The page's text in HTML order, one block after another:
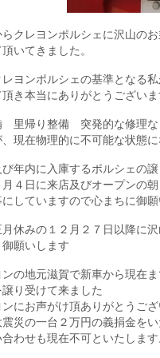
クレヨンポルシェに沢山の
いてきました。
ヨンポルシェの基準となる
き本当にありがとうございま
里帰り整備 突発的な修理な
現在物理的に不可能な状態
年内に入庫するポルシェの
４日に来店及びオープンの
していますので心まちに御
休みの１２月２７日以降に
願いします
の地元滋賀で新車から現在
り受けて来ました
にお声がけ頂ありがとうご
災の一台２万円の義捐金を
わせも現在不可といたします